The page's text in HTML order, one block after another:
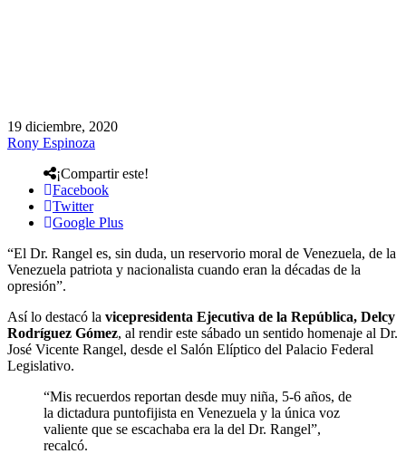
19 diciembre, 2020
Rony Espinoza
¡Compartir este!
Facebook
Twitter
Google Plus
“El Dr. Rangel es, sin duda, un reservorio moral de Venezuela, de la
Venezuela patriota y nacionalista cuando eran la décadas de la
opresión”.
Así lo destacó la vicepresidenta Ejecutiva de la República, Delcy
Rodríguez Gómez, al rendir este sábado un sentido homenaje al Dr.
José Vicente Rangel, desde el Salón Elíptico del Palacio Federal
Legislativo.
“Mis recuerdos reportan desde muy niña, 5-6 años, de
la dictadura puntofijista en Venezuela y la única voz
valiente que se escachaba era la del Dr. Rangel”,
recalcó.